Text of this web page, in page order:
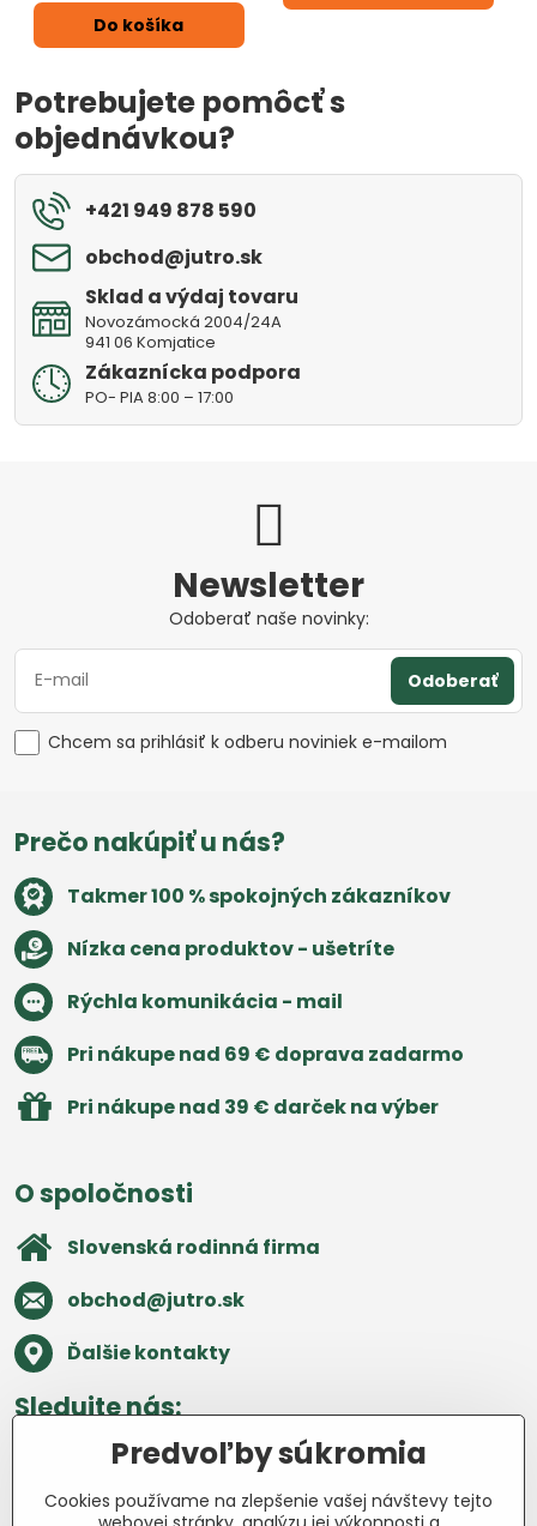
Do košíka
Potrebujete pomôcť s
objednávkou?
+421 949 878 590
obchod​@jutro​.sk
Sklad a výdaj tovaru
Novozámocká 2004/24A
941 06 Komjatice
Zákaznícka podpora
PO- PIA 8:00 – 17:00
Newsletter
Odoberať naše novinky:
Odoberať
Chcem sa prihlásiť k odberu noviniek e-mailom
Prečo nakúpiť u nás?
Takmer 100 % spokojných zákazníkov
Nízka cena produktov - ušetríte
Rýchla komunikácia - mail
Pri nákupe nad 69 € doprava zadarmo
Pri nákupe nad 39 € darček na výber
O spoločnosti
Slovenská rodinná firma
obchod​@jutro​.sk
Ďalšie kontakty
Sledujte nás:
Facebook Pinterest Instagram Blog
Všetko o nákupe
Predvoľby súkromia
Cookies používame na zlepšenie vašej návštevy tejto